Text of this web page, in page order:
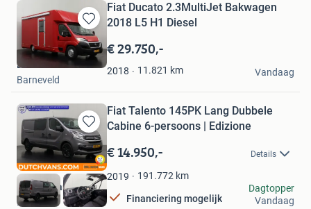
Bewaren
in
Mijn
Favorieten
Fiat Ducato 2.3MultiJet Bakwagen
2018 L5 H1 Diesel
€ 29.750,-
2018 11.821 km
Dutchvans.com
Barneveld
Vandaag
Bewaren
in
Mijn
Favorieten
Fiat Talento 145PK Lang Dubbele
Cabine 6-persoons | Edizione
€ 14.950,- Details
2019 191.772 km
Financiering mogelijk
DUTCH Vans
Barneveld
Dagtopper
Vandaag